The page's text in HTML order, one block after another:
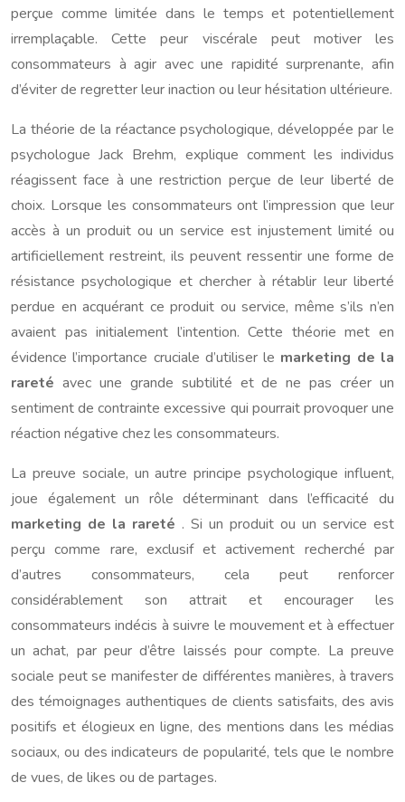
perçue comme limitée dans le temps et potentiellement
irremplaçable. Cette peur viscérale peut motiver les
consommateurs à agir avec une rapidité surprenante, afin
d’éviter de regretter leur inaction ou leur hésitation ultérieure.
La théorie de la réactance psychologique, développée par le
psychologue Jack Brehm, explique comment les individus
réagissent face à une restriction perçue de leur liberté de
choix. Lorsque les consommateurs ont l’impression que leur
accès à un produit ou un service est injustement limité ou
artificiellement restreint, ils peuvent ressentir une forme de
résistance psychologique et chercher à rétablir leur liberté
perdue en acquérant ce produit ou service, même s’ils n’en
avaient pas initialement l’intention. Cette théorie met en
évidence l’importance cruciale d’utiliser le marketing de la
rareté avec une grande subtilité et de ne pas créer un
sentiment de contrainte excessive qui pourrait provoquer une
réaction négative chez les consommateurs.
La preuve sociale, un autre principe psychologique influent,
joue également un rôle déterminant dans l’efficacité du
marketing de la rareté . Si un produit ou un service est
perçu comme rare, exclusif et activement recherché par
d’autres consommateurs, cela peut renforcer
considérablement son attrait et encourager les
consommateurs indécis à suivre le mouvement et à effectuer
un achat, par peur d’être laissés pour compte. La preuve
sociale peut se manifester de différentes manières, à travers
des témoignages authentiques de clients satisfaits, des avis
positifs et élogieux en ligne, des mentions dans les médias
sociaux, ou des indicateurs de popularité, tels que le nombre
de vues, de likes ou de partages.